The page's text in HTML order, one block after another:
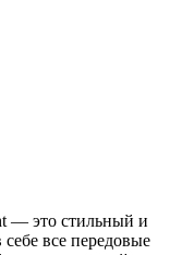
— это стильный и
все передовые